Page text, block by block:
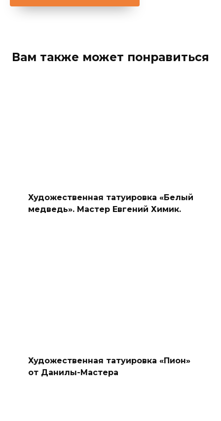
Вам также может понравиться
Художественная татуировка «Белый
медведь». Мастер Евгений Химик.
Художественная татуировка «Пион»
от Данилы-Мастера